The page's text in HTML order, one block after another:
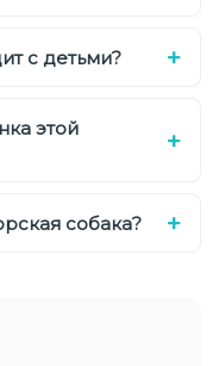
с детьми?
этой
собака?